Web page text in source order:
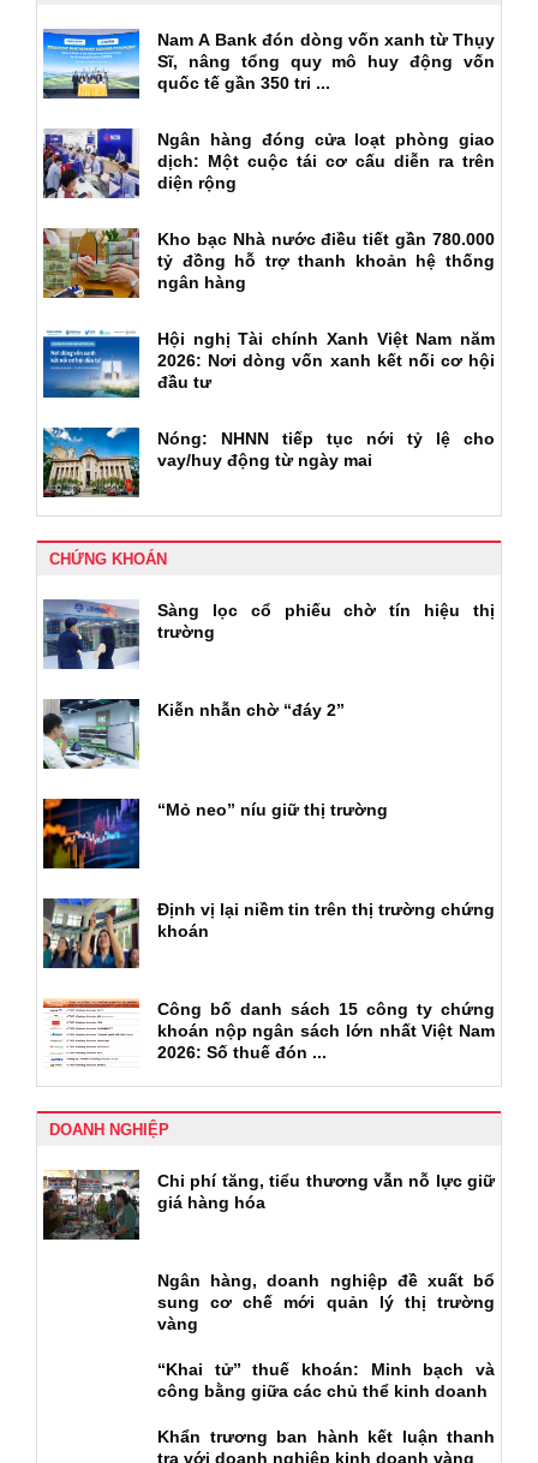
Nam A Bank đón dòng vốn xanh từ Thụy
Sĩ, nâng tổng quy mô huy động vốn
quốc tế gần 350 tri ...
Ngân hàng đóng cửa loạt phòng giao
dịch: Một cuộc tái cơ cấu diễn ra trên
diện rộng
Kho bạc Nhà nước điều tiết gần 780.000
tỷ đồng hỗ trợ thanh khoản hệ thống
ngân hàng
Hội nghị Tài chính Xanh Việt Nam năm
2026: Nơi dòng vốn xanh kết nối cơ hội
đầu tư
Nóng: NHNN tiếp tục nới tỷ lệ cho
vay/huy động từ ngày mai
CHỨNG KHOÁN
Sàng lọc cổ phiếu chờ tín hiệu thị
trường
Kiễn nhẫn chờ “đáy 2”
“Mỏ neo” níu giữ thị trường
Định vị lại niềm tin trên thị trường chứng
khoán
Công bố danh sách 15 công ty chứng
khoán nộp ngân sách lớn nhất Việt Nam
2026: Số thuế đón ...
DOANH NGHIỆP
Chi phí tăng, tiểu thương vẫn nỗ lực giữ
giá hàng hóa
Ngân hàng, doanh nghiệp đề xuất bổ
sung cơ chế mới quản lý thị trường
vàng
“Khai tử” thuế khoán: Minh bạch và
công bằng giữa các chủ thể kinh doanh
Khẩn trương ban hành kết luận thanh
tra với doanh nghiệp kinh doanh vàng